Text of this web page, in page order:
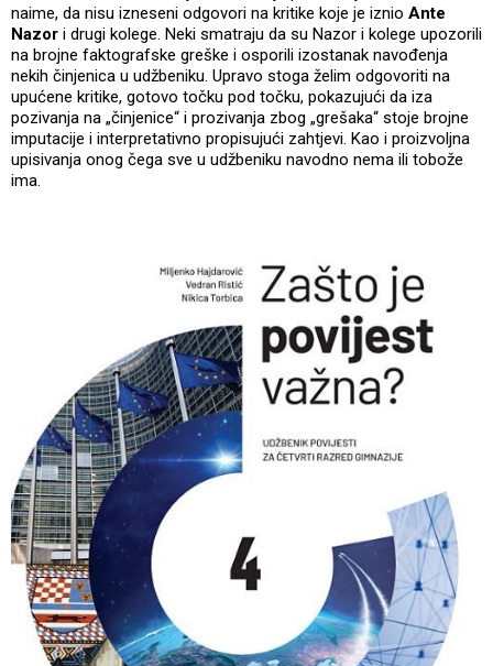
naime, da nisu izneseni odgovori na kritike koje je iznio Ante
Nazor i drugi kolege. Neki smatraju da su Nazor i kolege upozorili
na brojne faktografske greške i osporili izostanak navođenja
nekih činjenica u udžbeniku. Upravo stoga želim odgovoriti na
upućene kritike, gotovo točku pod točku, pokazujući da iza
pozivanja na „činjenice“ i prozivanja zbog „grešaka“ stoje brojne
imputacije i interpretativno propisujući zahtjevi. Kao i proizvoljna
upisivanja onog čega sve u udžbeniku navodno nema ili tobože
ima.